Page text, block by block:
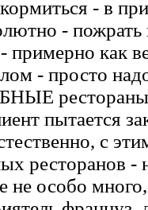
- в
- пожрать
примерно как
- просто
пытается
с
ресторанов -
не особо